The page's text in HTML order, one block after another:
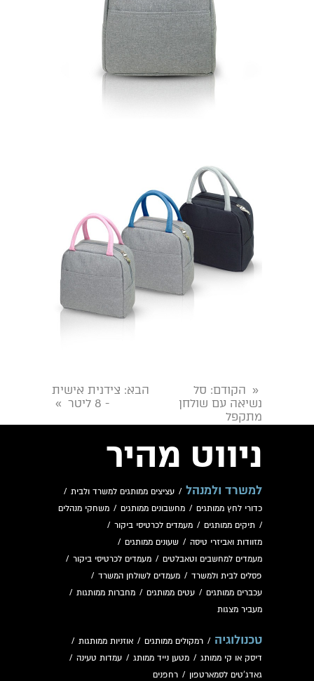
« הקודם: סל
נשיאה עם שולחן
מתקפל
הבא: צידנית אישית
- 8 ליטר
»
ניווט מהיר
למשרד ולמנהל / עציצים ממותגים למשרד ולבית /
כדורי לחץ ממותגים / מחשבונים ממותגים / משחקי מנהלים
/ תיקים ממותגים / מעמדים לכרטיסי ביקור /
מזוודות ואביזרי טיסה / שעונים ממותגים /
מעמדים למחשבים וטאבלטים / מעמדים לכרטיסי ביקור /
פסלים לבית ולמשרד / מעמדים לשולחן המשרד /
עכברים ממותגים / עטים ממותגים / מחברות ממותגות /
מעביר מצגות
טכנולוגיה / רמקולים ממותגים / אוזניות ממותגות /
דיסק או קי ממותג / מטען נייד ממותג / עמדות טעינה /
גאדג'טים לסמארטפון / רחפנים